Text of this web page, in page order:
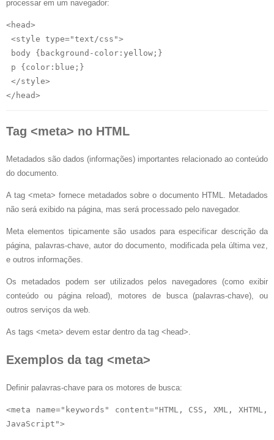
processar em um navegador:
<head>
Tag <meta> no HTML
Metadados são dados (informações) importantes relacionado ao conteúdo
do documento.
A tag <meta> fornece metadados sobre o documento HTML. Metadados
não será exibido na página, mas será processado pelo navegador.
Meta elementos tipicamente são usados ​​para especificar descrição da
página, palavras-chave, autor do documento, modificada pela última vez,
e outros informações.
Os metadados podem ser utilizados pelos navegadores (como exibir
conteúdo ou página reload), motores de busca (palavras-chave), ou
outros serviços da web.
As tags <meta> devem estar dentro da tag <head>.
Exemplos da tag <meta>
Definir palavras-chave para os motores de busca:
<meta name="keywords" content="HTML, CSS, XML, XHTML,